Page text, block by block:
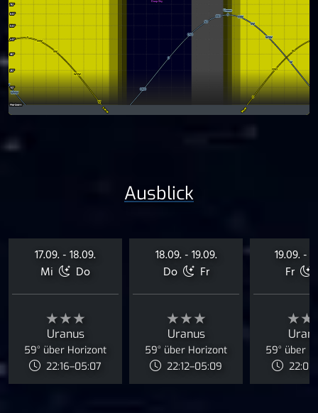
Ausblick
17.09. - 18.09.
Mi
Do
★★★
Uranus
59° über Horizont
22:16–05:07
18.09. - 19.09.
Do
Fr
★★★
Uranus
59° über Horizont
22:12–05:09
19.09. -
Fr
59° über